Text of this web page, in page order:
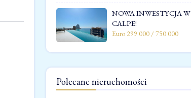
NOWA INWESTYCJA W
CALPE!
Euro 299 000 / 750 000
Polecane nieruchomości